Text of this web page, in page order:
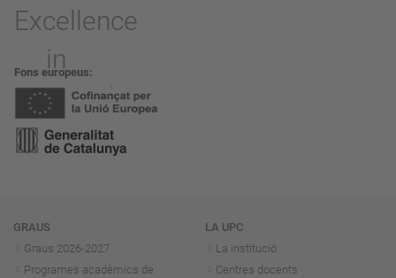
Fons europeus
Navegació
GRAUS
Graus 2026-2027
Programes acadèmics de
LA UPC
La institució
Centres docents